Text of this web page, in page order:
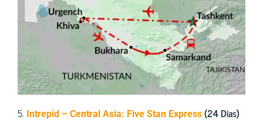
5. Intrepid – Central Asia: Five Stan Express (24 Dias)